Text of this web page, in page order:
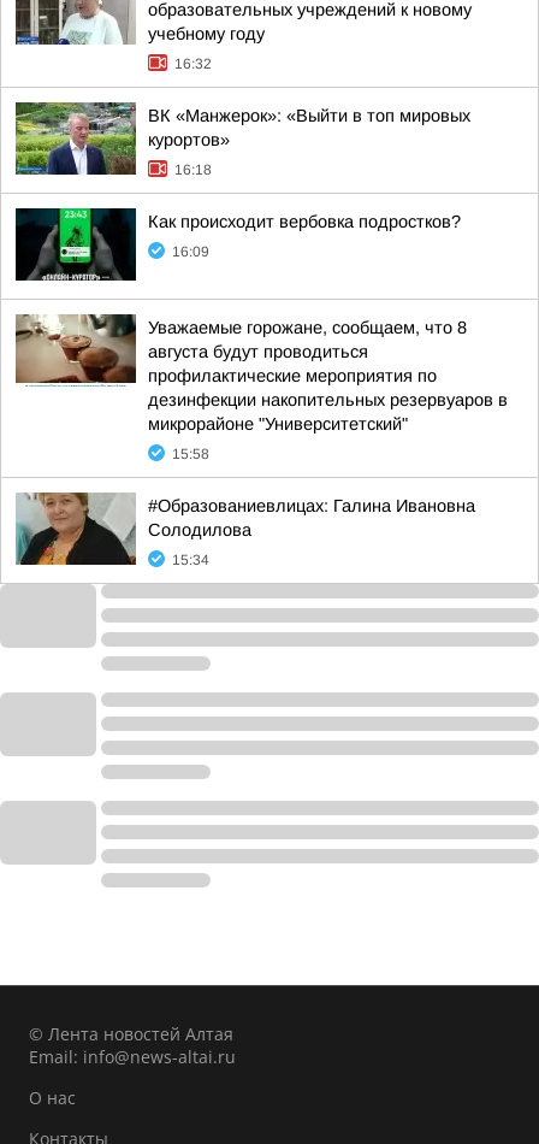
образовательных учреждений к новому
учебному году
16:32
ВК «Манжерок»: «Выйти в топ мировых
курортов»
16:18
Как происходит вербовка подростков?
16:09
Уважаемые горожане, сообщаем, что 8
августа будут проводиться
профилактические мероприятия по
дезинфекции накопительных резервуаров в
микрорайоне "Университетский"
15:58
#Образованиевлицах: Галина Ивановна
Солодилова
15:34
© Лента новостей Алтая
Email: info@news-altai.ru
О нас
Контакты